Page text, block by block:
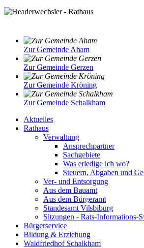
Zur Gemeinde Aham
Zur Gemeinde Gerzen
Zur Gemeinde Kröning
Zur Gemeinde Schalkham
Aktuelles
Rathaus
Verwaltung
Ansprechpartner
Sachgebiete
Was erledige ich wo?
Steuern, Abgaben und
Ver- und Entsorgung
Aus dem Bauamt
Aus dem Bürgeramt
Standesamt Vilsbiburg
Sitzungen - Rats-Informations-
Bürgerservice
Bildung & Erziehung
Waldfriedhof Schalkham